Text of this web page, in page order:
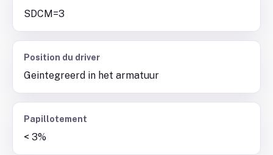
SDCM=3
Position du driver
Geintegreerd in het armatuur
Papillotement
< 3%